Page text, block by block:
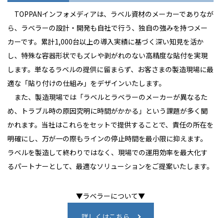
TOPPANインフォメディアは、ラベル資材のメーカーでありなが
ら、ラベラーの設計・開発も自社で行う、独自の強みを持つメー
カーです。累計1,000台以上の導入実績に基づく深い知見を活か
し、特殊な容器形状でもズレや剥がれのない高精度な貼付を実現
します。単なるラベルの提供に留まらず、お客さまの製造現場に最
適な「貼り付けの仕組み」をデザインいたします。
また、製造現場では「ラベルとラベラーのメーカーが異なるた
め、トラブル時の原因究明に時間がかかる」という課題が多く聞
かれます。当社はこれらをセットで提供することで、責任の所在を
明確にし、万が一の際もラインの停止時間を最小限に抑えます。
ラベルを製造して終わりではなく、現場での運用効率を最大化す
るパートナーとして、最適なソリューションをご提案いたします。
▼ラベラーについて▼